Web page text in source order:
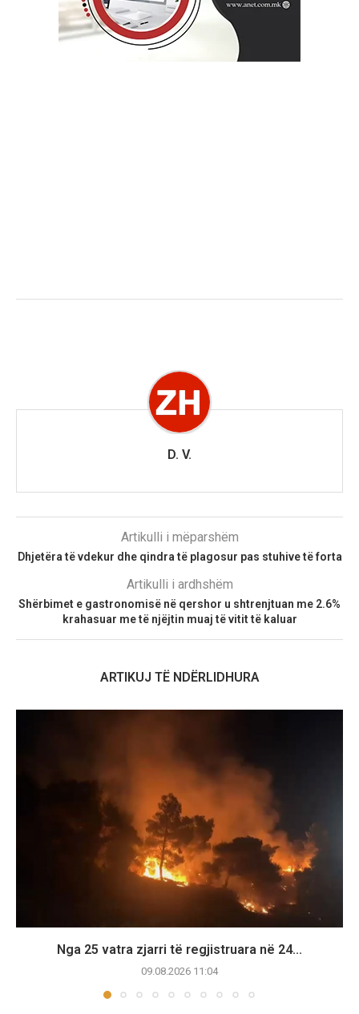
D. V.
Artikulli i mëparshëm
Dhjetëra të vdekur dhe qindra të plagosur pas stuhive të forta
Artikulli i ardhshëm
Shërbimet e gastronomisë në qershor u shtrenjtuan me 2.6%
krahasuar me të njëjtin muaj të vitit të kaluar
ARTIKUJ TË NDËRLIDHURA
Nga 25 vatra zjarri të regjistruara në 24...
09.08.2026 11:04